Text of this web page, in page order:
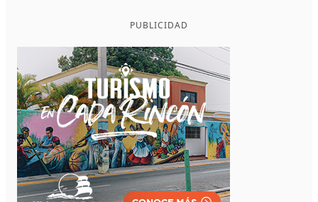
PUBLICIDAD